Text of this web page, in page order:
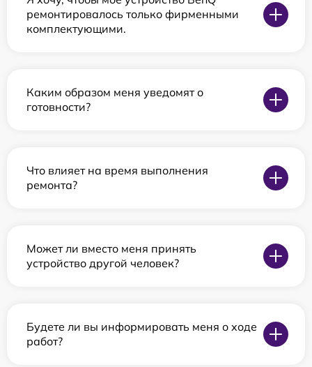
ремонтировалось только фирменными
комплектующими.
Каким образом меня уведомят о
готовности?
Что влияет на время выполнения
ремонта?
Может ли вместо меня принять
устройство другой человек?
Будете ли вы информировать меня о ходе
работ?